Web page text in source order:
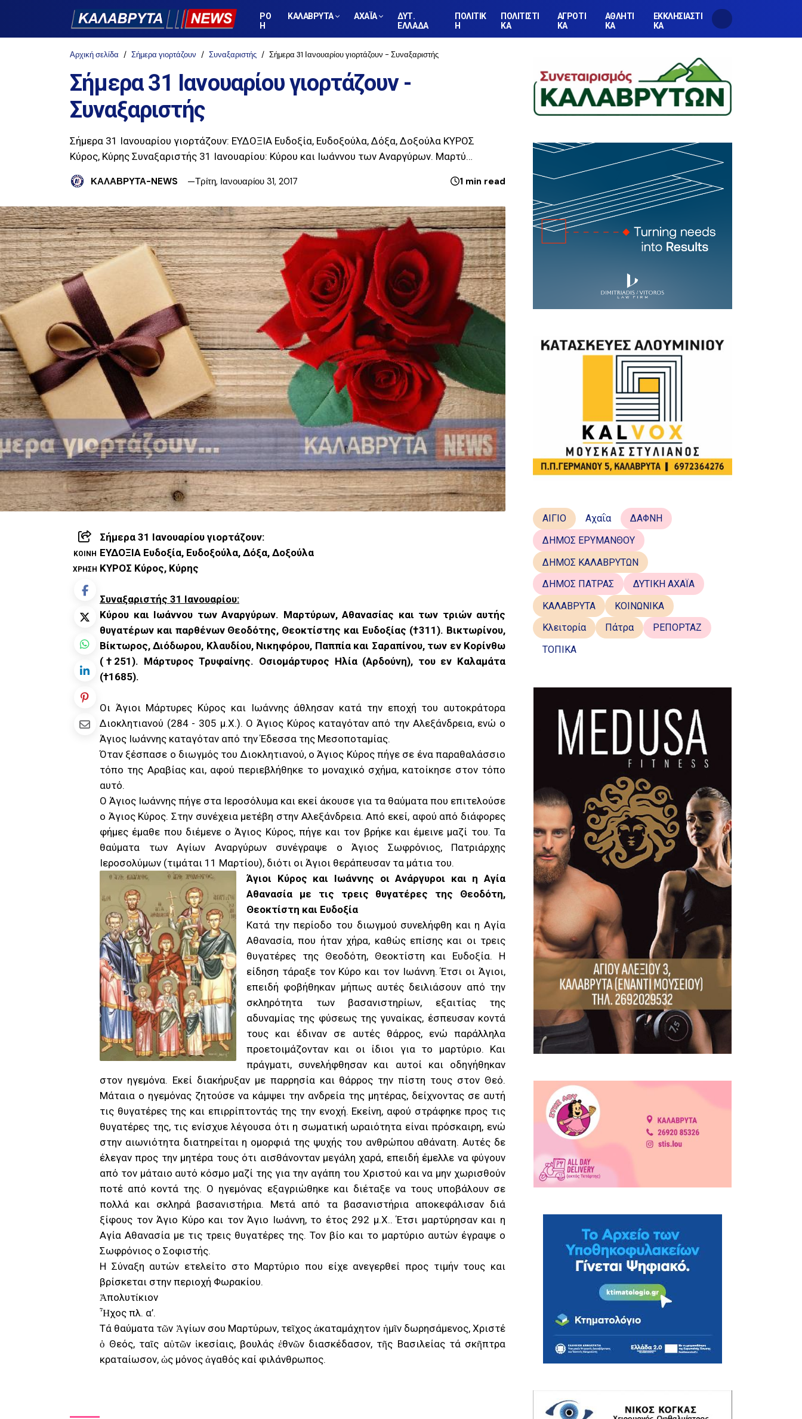
ΡΟ
Η
ΚΑΛΑΒΡΥΤΑ ΑΧΑΪΑ
ΔΥΤ.
ΕΛΛΑΔΑ
ΠΟΛΙΤΙΚ
Η
ΠΟΛΙΤΙΣΤΙ
ΚΑ
ΑΓΡΟΤΙ
ΚΑ
ΑΘΛΗΤΙ
ΚΑ
ΕΚΚΛΗΣΙΑΣΤΙ
ΚΑ
Αρχική σελίδα Σήμερα γιορτάζουν Συναξαριστής Σήμερα 31 Ιανουαρίου γιορτάζουν - Συναξαριστής
Σήμερα 31 Ιανουαρίου γιορτάζουν -
Συναξαριστής
Σήμερα 31 Ιανουαρίου γιορτάζουν: ΕΥΔΟΞΙΑ Ευδοξία, Ευδοξούλα, Δόξα, Δοξούλα ΚΥΡΟΣ
Κύρος, Κύρης Συναξαριστής 31 Ιανουαρίου: Κύρου και Ιωάννου των Αναργύρων. Μαρτύ…
ΚΑΛΑΒΡΥΤΑ-NEWS Τρίτη, Ιανουαρίου 31, 2017 1 min read
ΚΟΙΝΉ
ΧΡΉΣΗ
Σήμερα 31 Ιανουαρίου γιορτάζουν:
ΕΥΔΟΞΙΑ Ευδοξία, Ευδοξούλα, Δόξα, Δοξούλα
ΚΥΡΟΣ Κύρος, Κύρης
Συναξαριστής 31 Ιανουαρίου:
Κύρου και Ιωάννου των Αναργύρων. Μαρτύρων, Αθανασίας και των τριών αυτής
θυγατέρων και παρθένων Θεοδότης, Θεοκτίστης και Ευδοξίας (†311). Βικτωρίνου,
Βίκτωρος, Διόδωρου, Κλαυδίου, Νικηφόρου, Παππία και Σαραπίνου, των εν Κορίνθω
(†251). Μάρτυρος Τρυφαίνης. Οσιομάρτυρος Ηλία (Αρδούνη), του εν Καλαμάτα
(†1685).
Οι Άγιοι Μάρτυρες Κύρος και Ιωάννης άθλησαν κατά την εποχή του αυτοκράτορα
Διοκλητιανού (284 - 305 μ.Χ.). Ο Άγιος Κύρος καταγόταν από την Αλεξάνδρεια, ενώ ο
Άγιος Ιωάννης καταγόταν από την Έδεσσα της Μεσοποταμίας.
Όταν ξέσπασε ο διωγμός του Διοκλητιανού, ο Άγιος Κύρος πήγε σε ένα παραθαλάσσιο
τόπο της Αραβίας και, αφού περιεβλήθηκε το μοναχικό σχήμα, κατοίκησε στον τόπο
αυτό.
Ο Άγιος Ιωάννης πήγε στα Ιεροσόλυμα και εκεί άκουσε για τα θαύματα που επιτελούσε
ο Άγιος Κύρος. Στην συνέχεια μετέβη στην Αλεξάνδρεια. Από εκεί, αφού από διάφορες
φήμες έμαθε που διέμενε ο Άγιος Κύρος, πήγε και τον βρήκε και έμεινε μαζί του. Τα
θαύματα των Αγίων Αναργύρων συνέγραψε ο Άγιος Σωφρόνιος, Πατριάρχης
Ιεροσολύμων (τιμάται 11 Μαρτίου), διότι οι Άγιοι θεράπευσαν τα μάτια του.
Άγιοι Κύρος και Ιωάννης οι Ανάργυροι και η Αγία
Αθανασία με τις τρεις θυγατέρες της Θεοδότη,
Θεοκτίστη και Ευδοξία
Κατά την περίοδο του διωγμού συνελήφθη και η Αγία
Αθανασία, που ήταν χήρα, καθώς επίσης και οι τρεις
θυγατέρες της Θεοδότη, Θεοκτίστη και Ευδοξία. Η
είδηση τάραξε τον Κύρο και τον Ιωάννη. Έτσι οι Άγιοι,
επειδή φοβήθηκαν μήπως αυτές δειλιάσουν από την
σκληρότητα των βασανιστηρίων, εξαιτίας της
αδυναμίας της φύσεως της γυναίκας, έσπευσαν κοντά
τους και έδιναν σε αυτές θάρρος, ενώ παράλληλα
προετοιμάζονταν και οι ίδιοι για το μαρτύριο. Και
πράγματι, συνελήφθησαν και αυτοί και οδηγήθηκαν
στον ηγεμόνα. Εκεί διακήρυξαν με παρρησία και θάρρος την πίστη τους στον Θεό.
Μάταια ο ηγεμόνας ζητούσε να κάμψει την ανδρεία της μητέρας, δείχνοντας σε αυτή
τις θυγατέρες της και επιρρίπτοντάς της την ενοχή. Εκείνη, αφού στράφηκε προς τις
θυγατέρες της, τις ενίσχυε λέγουσα ότι η σωματική ωραιότητα είναι πρόσκαιρη, ενώ
στην αιωνιότητα διατηρείται η ομορφιά της ψυχής του ανθρώπου αθάνατη. Αυτές δε
έλεγαν προς την μητέρα τους ότι αισθάνονταν μεγάλη χαρά, επειδή έμελλε να φύγουν
από τον μάταιο αυτό κόσμο μαζί της για την αγάπη του Χριστού και να μην χωρισθούν
ποτέ από κοντά της. Ο ηγεμόνας εξαγριώθηκε και διέταξε να τους υποβάλουν σε
πολλά και σκληρά βασανιστήρια. Μετά από τα βασανιστήρια αποκεφάλισαν διά
ξίφους τον Άγιο Κύρο και τον Άγιο Ιωάννη, το έτος 292 μ.Χ.. Έτσι μαρτύρησαν και η
Αγία Αθανασία με τις τρεις θυγατέρες της. Τον βίο και το μαρτύριο αυτών έγραψε ο
Σωφρόνιος ο Σοφιστής.
Η Σύναξη αυτών ετελείτο στο Μαρτύριο που είχε ανεγερθεί προς τιμήν τους και
βρίσκεται στην περιοχή Φωρακίου.
Ἀπολυτίκιον
Ἦχος πλ. α’.
Τά θαύματα τῶν Ἁγίων σου Μαρτύρων, τεῖχος ἀκαταμάχητον ἡμῖν δωρησάμενος, Χριστέ
ὁ Θεός, ταῖς αὐτῶν ἱκεσίαις, βουλάς ἐθνῶν διασκέδασον, τῆς Βασιλείας τά σκῆπτρα
κραταίωσον, ὡς μόνος ἀγαθός καί φιλάνθρωπος.
ΑΙΓΙΟ Αχαΐα
ΔΑΦΝΗ
ΔΗΜΟΣ ΕΡΥΜΑΝΘΟΥ
ΔΗΜΟΣ ΚΑΛΑΒΡΥΤΩΝ
ΔΗΜΟΣ ΠΑΤΡΑΣ
ΔΥΤΙΚΗ ΑΧΑΪΑ
ΚΑΛΑΒΡΥΤΑ
ΚΟΙΝΩΝΙΚΑ
Κλειτορία
Πάτρα
ΡΕΠΟΡΤΑΖ
ΤΟΠΙΚΑ